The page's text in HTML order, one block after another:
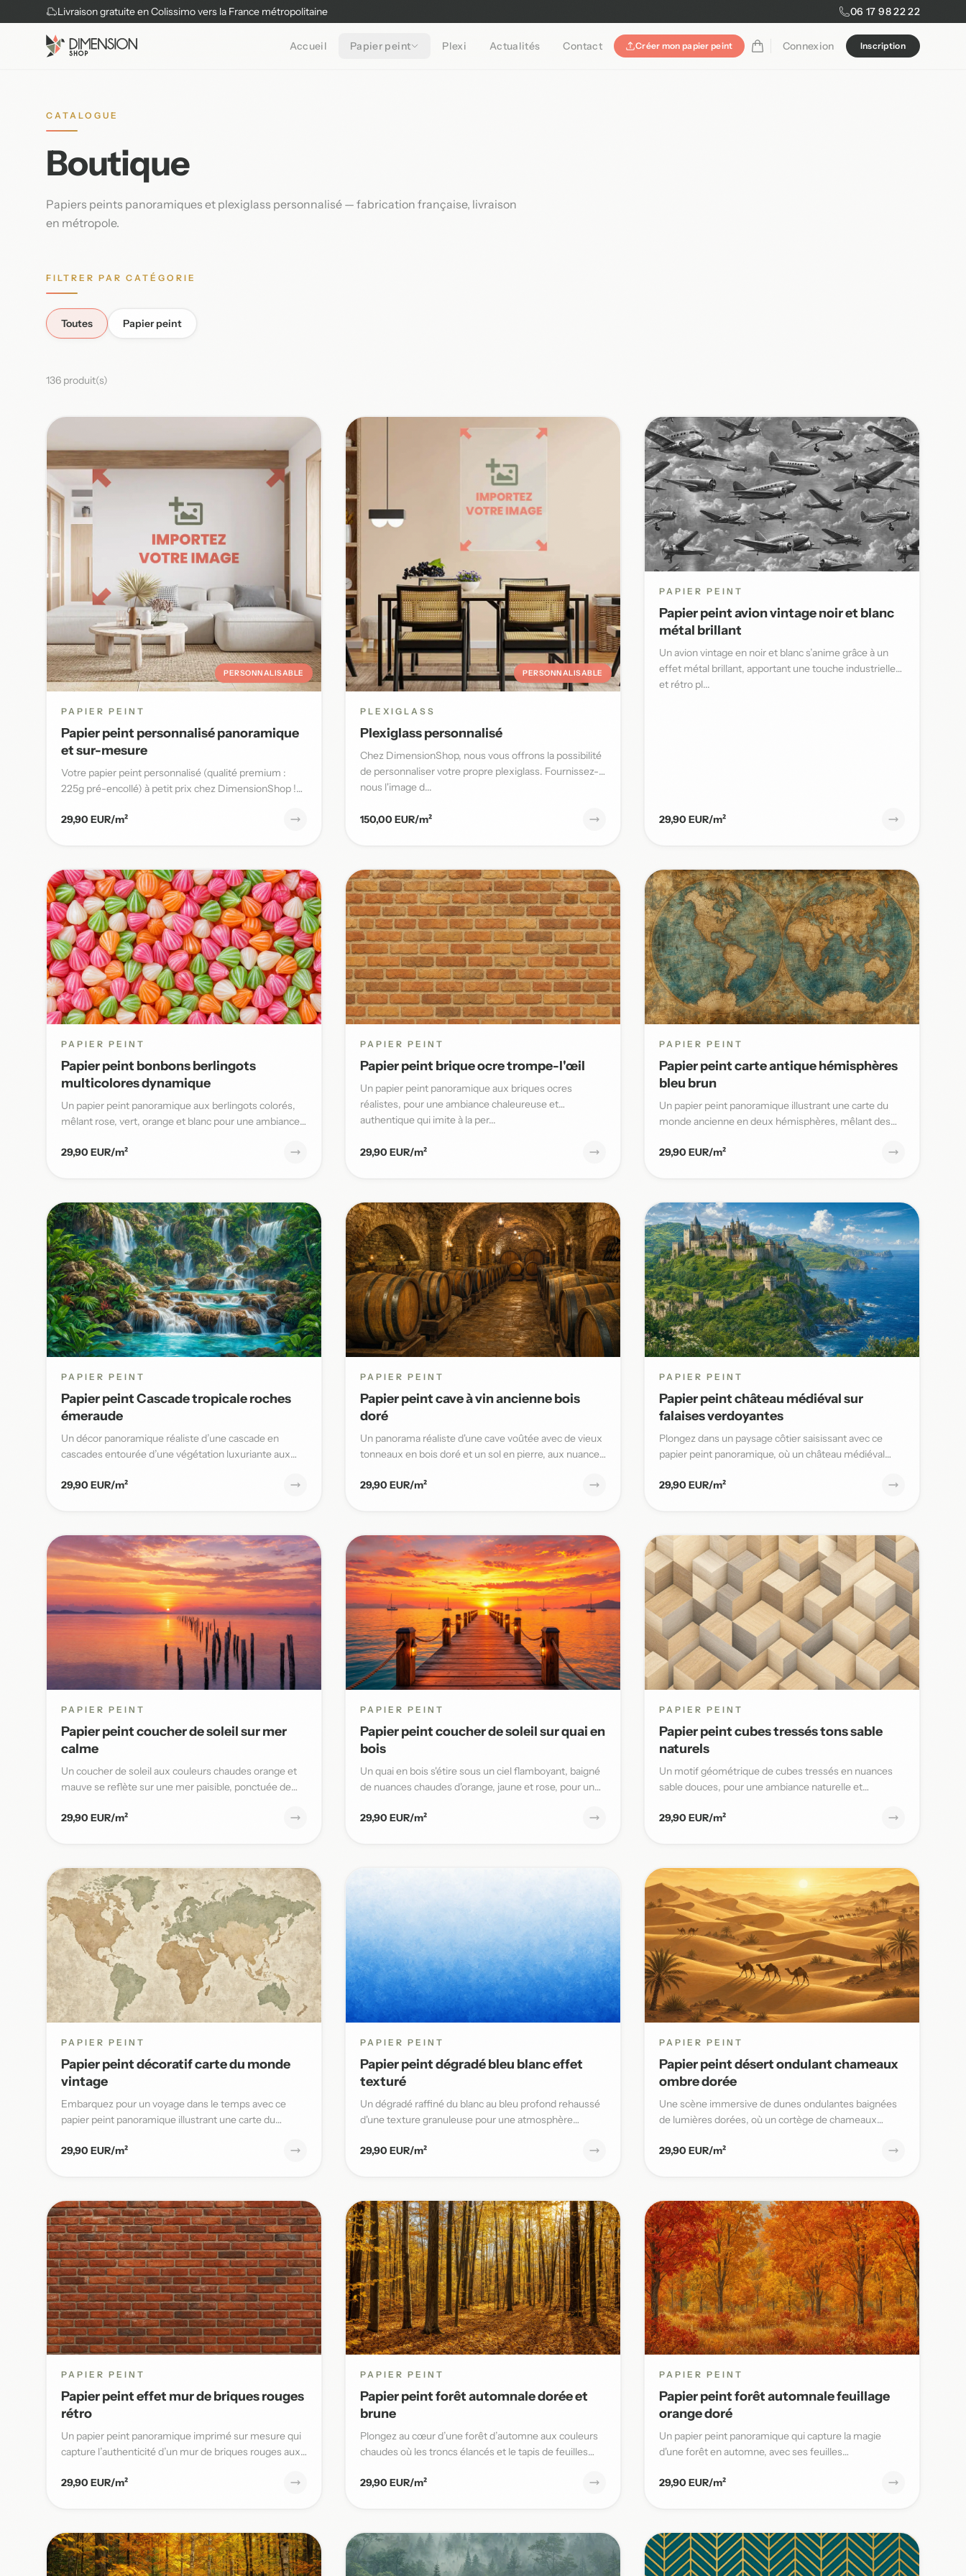
Livraison gratuite en Colissimo vers la France métropolitaine 06 17 98 22 22
Accueil Papier peint Plexi Actualités Contact Créer mon papier peint Connexion Inscription
CATALOGUE
Boutique
Papiers peints panoramiques et plexiglass personnalisé — fabrication française, livraison
en métropole.
FILTRER PAR CATÉGORIE
Toutes Papier peint
136 produit(s)
PERSONNALISABLE
PAPIER PEINT
Papier peint personnalisé panoramique
et sur-mesure
Votre papier peint personnalisé (qualité premium :
225g pré-encollé) à petit prix chez DimensionShop !
29,90 EUR/m²
PERSONNALISABLE
PLEXIGLASS
Plexiglass personnalisé
Chez DimensionShop, nous vous offrons la possibilité
de personnaliser votre propre plexiglass. Fournissez-
nous l'image d...
150,00 EUR/m²
PAPIER PEINT
Papier peint avion vintage noir et blanc
métal brillant
Un avion vintage en noir et blanc s’anime grâce à un
effet métal brillant, apportant une touche industrielle
et rétro pl...
29,90 EUR/m²
PAPIER PEINT
Papier peint bonbons berlingots
multicolores dynamique
Un papier peint panoramique aux berlingots colorés,
mêlant rose, vert, orange et blanc pour une ambiance
29,90 EUR/m²
PAPIER PEINT
Papier peint brique ocre trompe-l'œil
Un papier peint panoramique aux briques ocres
réalistes, pour une ambiance chaleureuse et
authentique qui imite à la per...
29,90 EUR/m²
PAPIER PEINT
Papier peint carte antique hémisphères
bleu brun
Un papier peint panoramique illustrant une carte du
monde ancienne en deux hémisphères, mêlant des
29,90 EUR/m²
PAPIER PEINT
Papier peint Cascade tropicale roches
émeraude
Un décor panoramique réaliste d’une cascade en
cascades entourée d’une végétation luxuriante aux
29,90 EUR/m²
PAPIER PEINT
Papier peint cave à vin ancienne bois
doré
Un panorama réaliste d'une cave voûtée avec de vieux
tonneaux en bois doré et un sol en pierre, aux nuances
29,90 EUR/m²
PAPIER PEINT
Papier peint château médiéval sur
falaises verdoyantes
Plongez dans un paysage côtier saisissant avec ce
papier peint panoramique, où un château médiéval
29,90 EUR/m²
PAPIER PEINT
Papier peint coucher de soleil sur mer
calme
Un coucher de soleil aux couleurs chaudes orange et
mauve se reflète sur une mer paisible, ponctuée de
29,90 EUR/m²
PAPIER PEINT
Papier peint coucher de soleil sur quai en
bois
Un quai en bois s'étire sous un ciel flamboyant, baigné
de nuances chaudes d'orange, jaune et rose, pour une
29,90 EUR/m²
PAPIER PEINT
Papier peint cubes tressés tons sable
naturels
Un motif géométrique de cubes tressés en nuances
sable douces, pour une ambiance naturelle et
29,90 EUR/m²
PAPIER PEINT
Papier peint décoratif carte du monde
vintage
Embarquez pour un voyage dans le temps avec ce
papier peint panoramique illustrant une carte du
29,90 EUR/m²
PAPIER PEINT
Papier peint dégradé bleu blanc effet
texturé
Un dégradé raffiné du blanc au bleu profond rehaussé
d'une texture granuleuse pour une atmosphère
29,90 EUR/m²
PAPIER PEINT
Papier peint désert ondulant chameaux
ombre dorée
Une scène immersive de dunes ondulantes baignées
de lumières dorées, où un cortège de chameaux
29,90 EUR/m²
PAPIER PEINT
Papier peint effet mur de briques rouges
rétro
Un papier peint panoramique imprimé sur mesure qui
capture l’authenticité d’un mur de briques rouges aux
29,90 EUR/m²
PAPIER PEINT
Papier peint forêt automnale dorée et
brune
Plongez au cœur d’une forêt d’automne aux couleurs
chaudes où les troncs élancés et le tapis de feuilles
29,90 EUR/m²
PAPIER PEINT
Papier peint forêt automnale feuillage
orange doré
Un papier peint panoramique qui capture la magie
d'une forêt en automne, avec ses feuilles
29,90 EUR/m²